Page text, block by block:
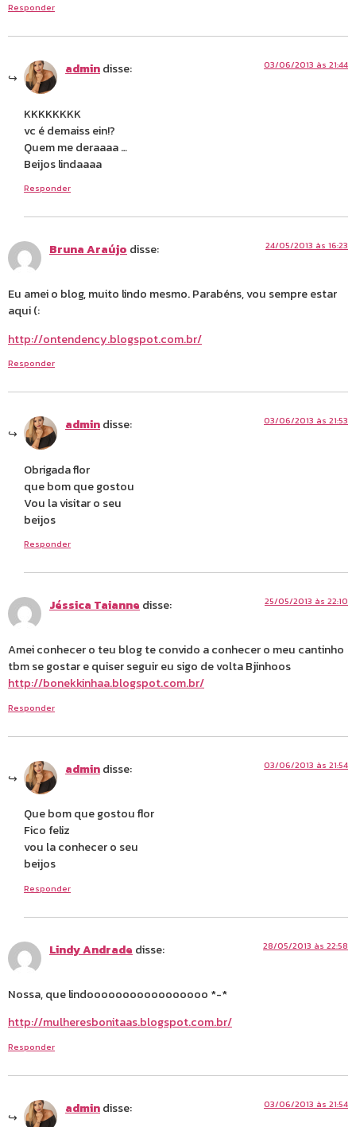
Responder
admindisse: 03/06/2013 às 21:44
KKKKKKKK
vc é demaiss ein!?
Quem me deraaaa …
Beijos lindaaaa
Responder
Bruna Araújo disse: 24/05/2013 às 16:23
Eu amei o blog, muito lindo mesmo. Parabéns, vou sempre estar
aqui (:
http://ontendency.blogspot.com.br/
Responder
admindisse: 03/06/2013 às 21:53
Obrigada flor
que bom que gostou
Vou la visitar o seu
beijos
Responder
Jéssica Taianne disse: 25/05/2013 às 22:10
Amei conhecer o teu blog te convido a conhecer o meu cantinho
tbm se gostar e quiser seguir eu sigo de volta Bjinhoos
http://bonekkinhaa.blogspot.com.br/
Responder
admindisse: 03/06/2013 às 21:54
Que bom que gostou flor
Fico feliz
vou la conhecer o seu
beijos
Responder
Lindy Andrade disse: 28/05/2013 às 22:58
Nossa, que lindooooooooooooooooo *-*
http://mulheresbonitaas.blogspot.com.br/
Responder
admindisse: 03/06/2013 às 21:54